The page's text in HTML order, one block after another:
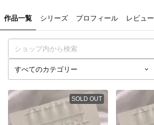
作品一覧 シリーズ プロフィール レビュー
SOLD OUT